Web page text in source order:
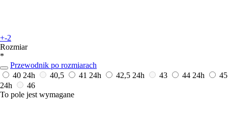
+-2
Rozmiar
*
Przewodnik po rozmiarach
40 24h 40,5 41 24h 42,5 24h 43 44 24h
45
24h
46
To pole jest wymagane